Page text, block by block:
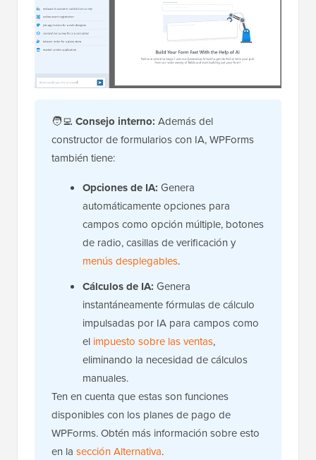
🧑‍💻 Consejo interno: Además del
constructor de formularios con IA, WPForms
también tiene:
Opciones de IA: Genera
automáticamente opciones para
campos como opción múltiple, botones
de radio, casillas de verificación y
menús desplegables.
Cálculos de IA: Genera
instantáneamente fórmulas de cálculo
impulsadas por IA para campos como
el impuesto sobre las ventas,
eliminando la necesidad de cálculos
manuales.
Ten en cuenta que estas son funciones
disponibles con los planes de pago de
WPForms. Obtén más información sobre esto
en la sección Alternativa.